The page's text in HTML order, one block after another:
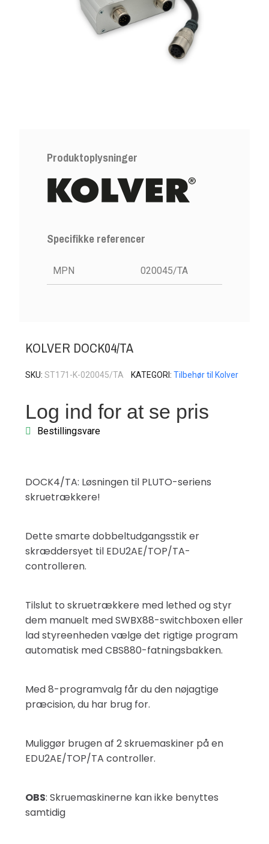
Produktoplysninger
Specifikke referencer
MPN 020045/TA
KOLVER DOCK04/TA
SKU ST171-K-020045/TA KATEGORI Tilbehør til Kolver
Log ind for at se pris
Bestillingsvare
DOCK4/TA: Løsningen til PLUTO-seriens
skruetrækkere!
Dette smarte dobbeltudgangsstik er
skræddersyet til EDU2AE/TOP/TA-
controlleren.
Tilslut to skruetrækkere med lethed og styr
dem manuelt med SWBX88-switchboxen eller
lad styreenheden vælge det rigtige program
automatisk med CBS880-fatningsbakken.
Med 8-programvalg får du den nøjagtige
præcision, du har brug for.
Muliggør brugen af 2 skruemaskiner på en
EDU2AE/TOP/TA controller.
OBS: Skruemaskinerne kan ikke benyttes
samtidig